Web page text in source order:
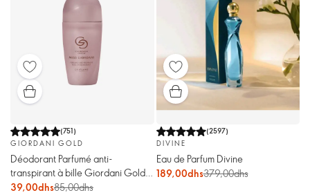
(751)
GIORDANI GOLD
Déodorant Parfumé anti-
transpirant à bille Giordani Gold
Miss Giordani
39,00dhs85,00dhs
(2597)
DIVINE
Eau de Parfum Divine
189,00dhs379,00dhs